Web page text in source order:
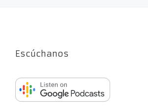
Escúchanos